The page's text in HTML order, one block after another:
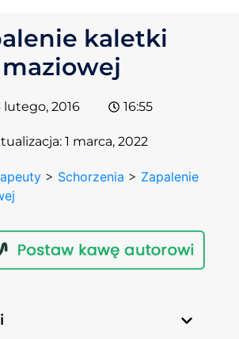
kaletki
maziowej
lutego, 2016 16:55
1 marca, 2022
> Schorzenia > Zapalenie